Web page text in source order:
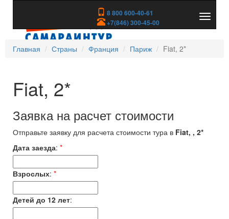
8 800 600-40-61
+7(846) 300-45-00
скрыть
Главная
Страны Франция Париж Fiat, 2*
Fiat, 2*
Заявка на расчет стоимости
Отправьте заявку для расчета стоимости тура в Fiat, , 2*
Дата заезда: *
Взрослых: *
Детей до 12 лет: